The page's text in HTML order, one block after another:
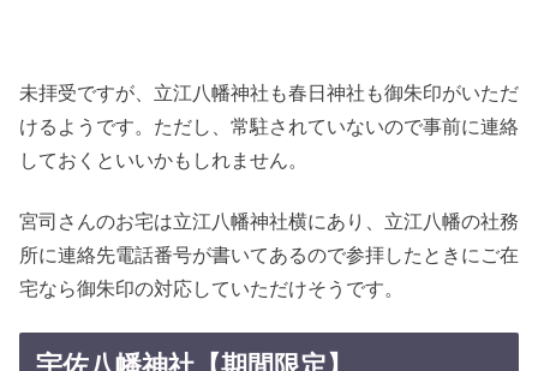
未拝受ですが、立江八幡神社も春日神社も御朱印がいただ
けるようです。ただし、常駐されていないので事前に連絡
しておくといいかもしれません。
宮司さんのお宅は立江八幡神社横にあり、立江八幡の社務
所に連絡先電話番号が書いてあるので参拝したときにご在
宅なら御朱印の対応していただけそうです。